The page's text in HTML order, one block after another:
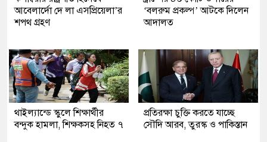
আবেলার্দো দে লা এসপ্রিয়েলা’র
শপথ গ্রহণ
‘বলরুম প্রকল্প’ আটকে দিলেন
আদালত
থাইল্যান্ডে স্কুলে শিক্ষার্থীর
বন্দুক হামলা, শিক্ষকসহ নিহত ৭
প্রতিরক্ষা চুক্তি করতে যাচ্ছে
সৌদি আরব, তুরস্ক ও পাকিস্তান